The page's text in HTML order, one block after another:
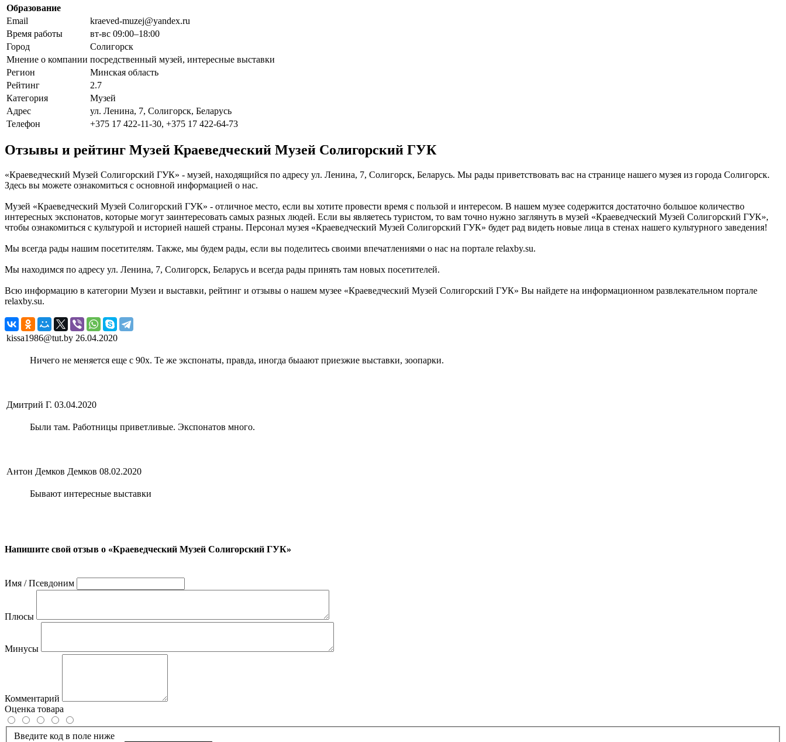
Образование
Email
kraeved-muzej@yandex.ru
Время работы
вт-вс 09:00–18:00
Город
Солигорск
Мнение о компании посредственный музей, интересные выставки
Регион
Минская область
Рейтинг
2.7
Категория
Музей
Адрес
ул. Ленина, 7, Солигорск, Беларусь
Телефон
+375 17 422-11-30, +375 17 422-64-73
Отзывы и рейтинг Музей Краеведческий Музей Солигорский ГУК
«Краеведческий Музей Солигорский ГУК» - музей, находящийся по адресу ул. Ленина, 7, Солигорск, Беларусь. Мы рады приветствовать вас на странице нашего музея из города Солигорск.
Здесь вы можете ознакомиться с основной информацией о нас.
Музей «Краеведческий Музей Солигорский ГУК» - отличное место, если вы хотите провести время с пользой и интересом. В нашем музее содержится достаточно большое количество
интересных экспонатов, которые могут заинтересовать самых разных людей. Если вы являетесь туристом, то вам точно нужно заглянуть в музей «Краеведческий Музей Солигорский ГУК»,
чтобы ознакомиться с культурой и историей нашей страны. Персонал музея «Краеведческий Музей Солигорский ГУК» будет рад видеть новые лица в стенах нашего культурного заведения!
Мы всегда рады нашим посетителям. Также, мы будем рады, если вы поделитесь своими впечатлениями о нас на портале relaxby.su.
Мы находимся по адресу ул. Ленина, 7, Солигорск, Беларусь и всегда рады принять там новых посетителей.
Всю информацию в категории Музеи и выставки, рейтинг и отзывы о нашем музее «Краеведческий Музей Солигорский ГУК» Вы найдете на информационном развлекательном портале
relaxby.su.
kissa1986@tut.by 26.04.2020
Ничего не меняется еще с 90х. Те же экспонаты, правда, иногда быаают приезжие выставки, зоопарки.
Дмитрий Г. 03.04.2020
Были там. Работницы приветливые. Экспонатов много.
Антон Демков Демков 08.02.2020
Бывают интересные выставки
Напишите свой отзыв о «Краеведческий Музей Солигорский ГУК»
Имя / Псевдоним
Плюсы
Минусы
Комментарий
Оценка товара
Введите код в поле ниже